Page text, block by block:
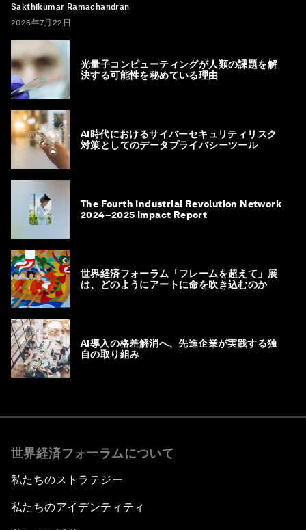
Sakthikumar Ramachandran
2026年7月22日
光量子コンピューティングが人類の課題を解
決する可能性を秘めている理由
AI時代におけるサイバーセキュリティリスク
対策としてのデータプライバシーツール
The Fourth Industrial Revolution Network
2024–2025 Impact Report
世界経済フォーラム「フレームを超えて」展
は、どのようにアートに命を吹き込むのか
AI導入の格差解消へ、先進企業が実践する独
自の取り組み
世界経済フォーラムについて
私たちのストラテジー
私たちのアイデンティティ